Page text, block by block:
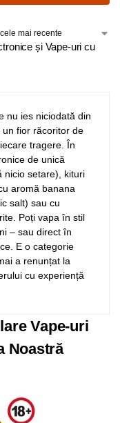
și Vape-uri cu
nu ies niciodată din
fior răcoritor de
tragere. În
de unică
nicio setare), kituri
aromă banana
salt) sau cu
Poți vapa în stil
– sau direct în
E o categorie
a renunțat la
cu experiență
Vape-uri
Noastră